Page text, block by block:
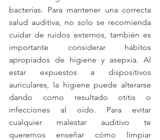
bacterias. Para mantener una correcta
salud auditiva, no solo se recomienda
cuidar de ruidos externos, también es
importante considerar hábitos
apropiados de higiene y asepxia. Al
estar expuestos a dispositivos
auriculares, la higiene puede alterarse
dando como resultado otitis o
infecciones al oído. Para evitar
cualquier malestar auditivo te
queremos enseñar cómo limpiar